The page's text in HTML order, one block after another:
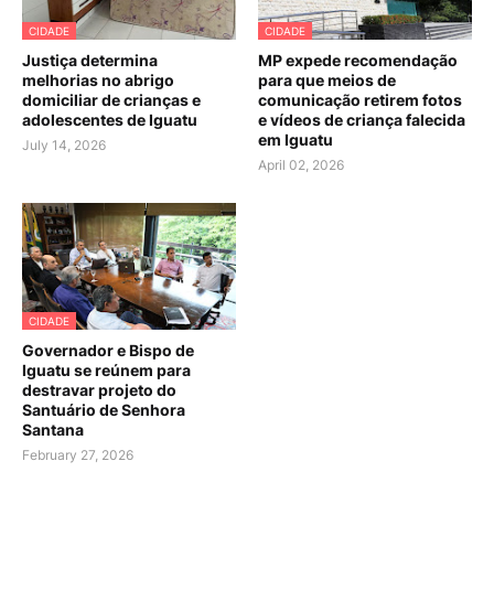
CIDADE
Justiça determina
melhorias no abrigo
domiciliar de crianças e
adolescentes de Iguatu
July 14, 2026
CIDADE
MP expede recomendação
para que meios de
comunicação retirem fotos
e vídeos de criança falecida
em Iguatu
April 02, 2026
CIDADE
Governador e Bispo de
Iguatu se reúnem para
destravar projeto do
Santuário de Senhora
Santana
February 27, 2026